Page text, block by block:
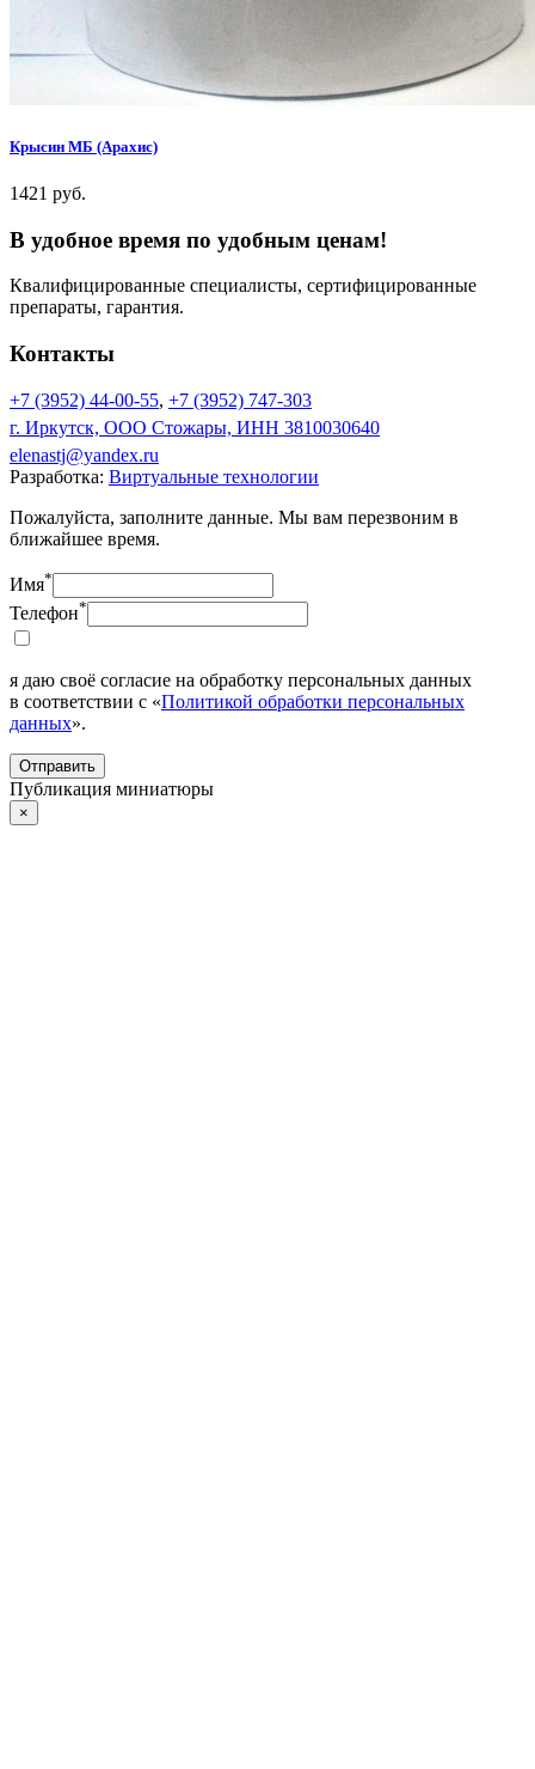
Крысин МБ (Арахис)
1421 руб.
В удобное время по удобным ценам!
Квалифицированные специалисты, сертифицированные
препараты, гарантия.
Контакты
+7 (3952) 44-00-55, +7 (3952) 747-303
г. Иркутск, ООО Стожары, ИНН 3810030640
elenastj@yandex.ru
Разработка: Виртуальные технологии
Пожалуйста, заполните данные. Мы вам перезвоним в
ближайшее время.
Имя*
Телефон*
я даю своё согласие на обработку персональных данных
в соответствии с «Политикой обработки персональных
данных».
Отправить
Публикация миниатюры
×